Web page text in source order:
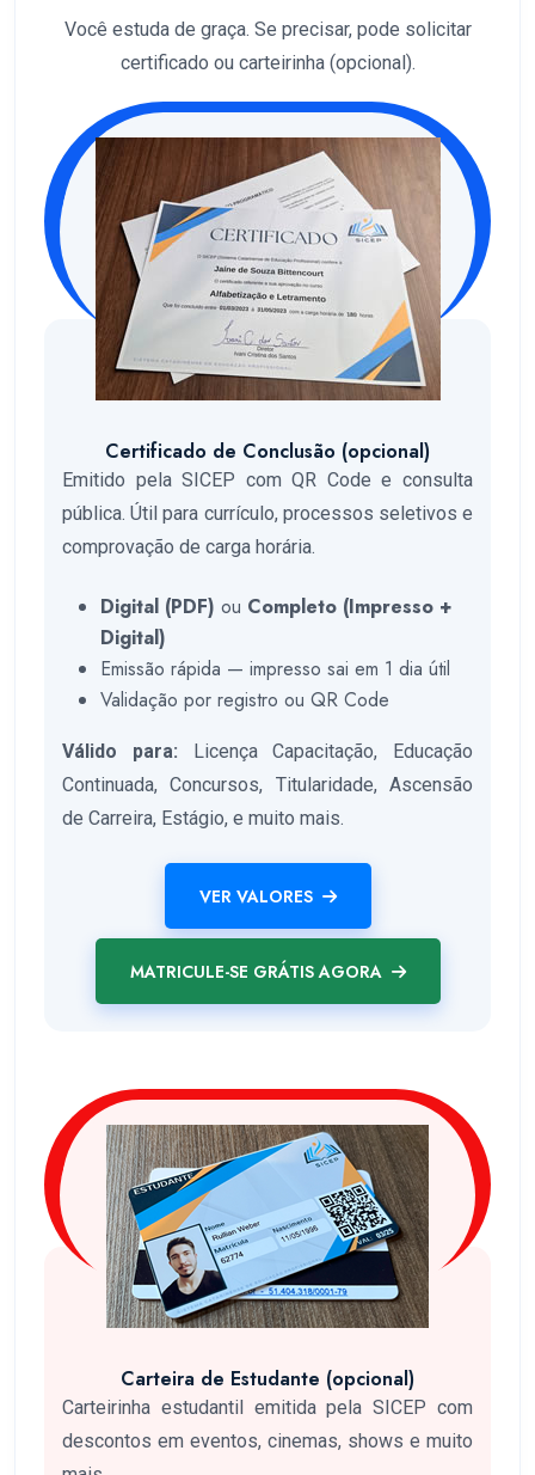
Você estuda de graça. Se precisar, pode solicitar
certificado ou carteirinha (opcional).
Certificado de Conclusão (opcional)
Emitido pela SICEP com QR Code e consulta
pública. Útil para currículo, processos seletivos e
comprovação de carga horária.
Digital (PDF) ou Completo (Impresso +
Digital)
Emissão rápida — impresso sai em 1 dia útil
Validação por registro ou QR Code
Válido para: Licença Capacitação, Educação
Continuada, Concursos, Titularidade, Ascensão
de Carreira, Estágio, e muito mais.
VER VALORES
MATRICULE-SE GRÁTIS AGORA
Carteira de Estudante (opcional)
Carteirinha estudantil emitida pela SICEP com
descontos em eventos, cinemas, shows e muito